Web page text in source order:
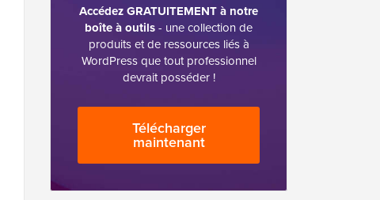
Accédez GRATUITEMENT à notre
boîte à outils- une collection de
produits et de ressources liés à
WordPress que tout professionnel
devrait posséder !
Télécharger
maintenant